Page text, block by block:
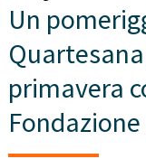
Un
primavera